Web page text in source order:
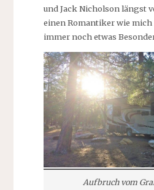
und Jack Nicholson längst
einen Romantiker wie mich
immer noch etwas
Aufbruch vom